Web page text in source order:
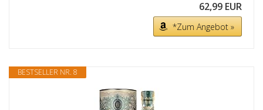
62,99 EUR
*Zum Angebot »
BESTSELLER NR. 8